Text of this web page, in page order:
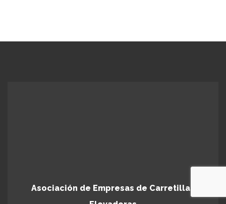
Asociación de Empresas de Carretillas